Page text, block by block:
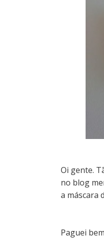
Oi gente.
no blog
a máscara
Paguei